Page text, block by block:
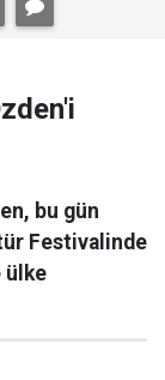
bu gün
Festivalinde
ülke